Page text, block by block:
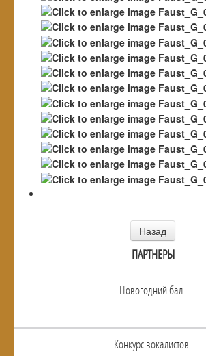
Назад
ПАРТНЕРЫ
Новогодний бал
Конкурс вокалистов